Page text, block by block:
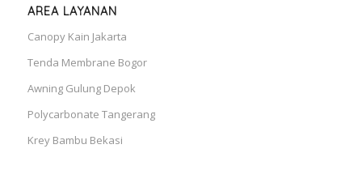
AREA LAYANAN
Canopy Kain Jakarta
Tenda Membrane Bogor
Awning Gulung Depok
Polycarbonate Tangerang
Krey Bambu Bekasi